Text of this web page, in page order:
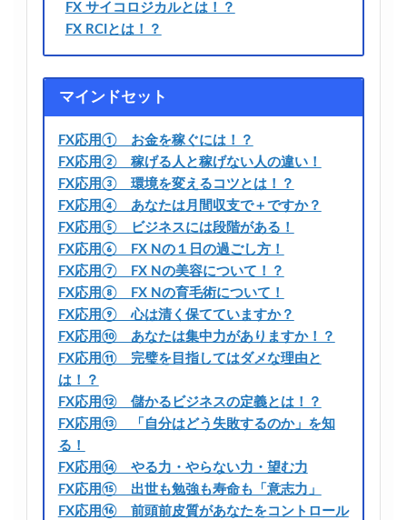
FX サイコロジカルとは！？
FX RCIとは！？
マインドセット
FX応用① お金を稼ぐには！？
FX応用② 稼げる人と稼げない人の違い！
FX応用③ 環境を変えるコツとは！？
FX応用④ あなたは月間収支で＋ですか？
FX応用⑤ ビジネスには段階がある！
FX応用⑥ FX Nの１日の過ごし方！
FX応用⑦ FX Nの美容について！？
FX応用⑧ FX Nの育毛術について！
FX応用⑨ 心は清く保てていますか？
FX応用⑩ あなたは集中力がありますか！？
FX応用⑪ 完璧を目指してはダメな理由と
は！？
FX応用⑫ 儲かるビジネスの定義とは！？
FX応用⑬ 「自分はどう失敗するのか」を知
る！
FX応用⑭ やる力・やらない力・望む力
FX応用⑮ 出世も勉強も寿命も「意志力」
FX応用⑯ 前頭前皮質があなたをコントロール